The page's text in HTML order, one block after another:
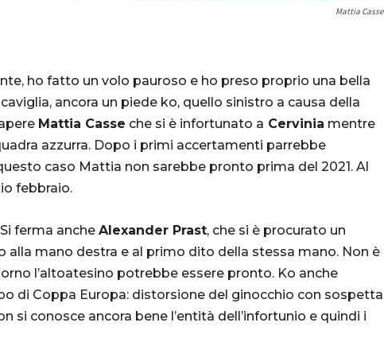
Mattia Casse
ho fatto un volo pauroso e ho preso proprio una bella
ancora un piede ko, quello sinistro a causa della
Mattia Casse che si è infortunato a Cervinia mentre
azzurra. Dopo i primi accertamenti parrebbe
caso Mattia non sarebbe pronto prima del 2021. Al
febbraio.
ferma anche Alexander Prast, che si è procurato un
mano destra e al primo dito della stessa mano. Non è
l’altoatesino potrebbe essere pronto. Ko anche
di Coppa Europa: distorsione del ginocchio con sospetta
si conosce ancora bene l’entità dell’infortunio e quindi i